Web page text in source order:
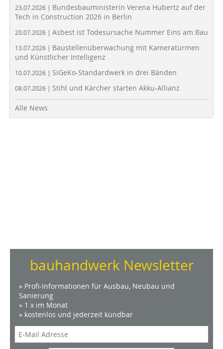
23.07.2026 | Bundesbauministerin Verena Hubertz auf der
Tech in Construction 2026 in Berlin
20.07.2026 | Asbest ist Todesursache Nummer Eins am Bau
13.07.2026 | Baustellenüberwachung mit Kameratürmen
und Künstlicher Intelligenz
10.07.2026 | SiGeKo-Standardwerk in drei Bänden
08.07.2026 | Stihl und Kärcher starten Akku-Allianz
Alle News
bauhandwerk Newsletter
» Profi-Informationen für Ausbau, Neubau und
Sanierung
» 1 x im Monat
» kostenlos und jederzeit kündbar